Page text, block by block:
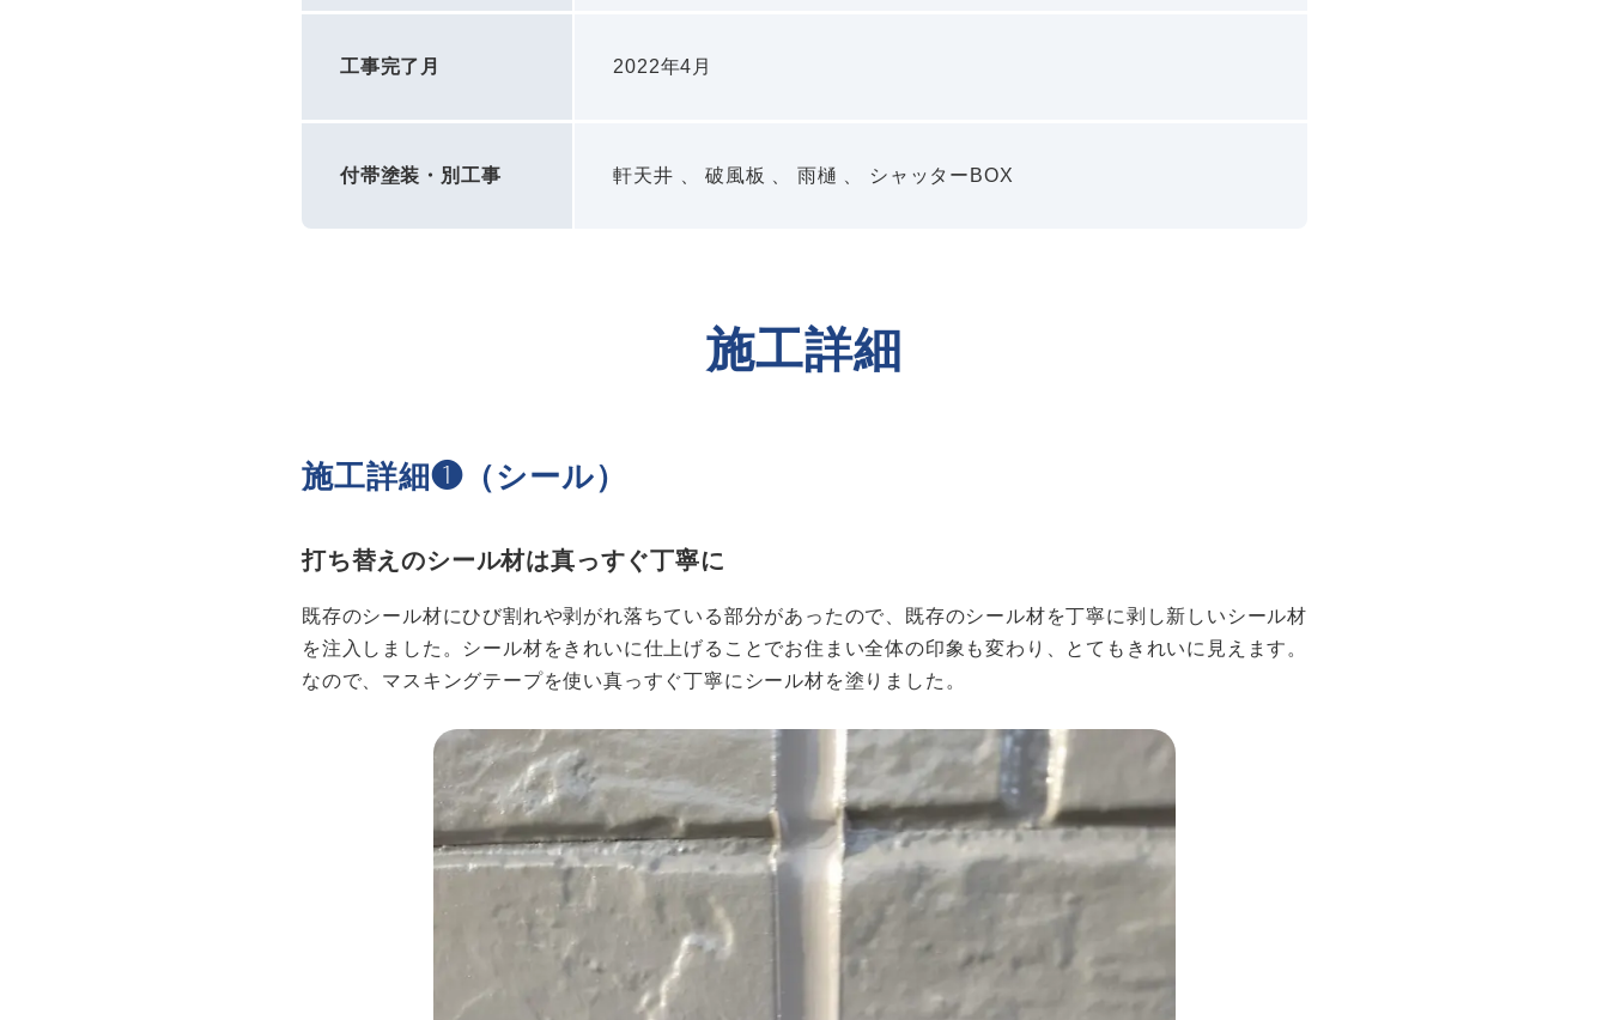
工事完了月 2022年4月
付帯塗装・別工事 軒天井 、 破風板 、 雨樋 、 シャッターBOX
施工詳細
施工詳細❶（シール）
打ち替えのシール材は真っすぐ丁寧に
既存のシール材にひび割れや剥がれ落ちている部分があったので、既存のシール材を丁寧に剥し新しいシール材
を注入しました。シール材をきれいに仕上げることでお住まい全体の印象も変わり、とてもきれいに見えます。
なので、マスキングテープを使い真っすぐ丁寧にシール材を塗りました。